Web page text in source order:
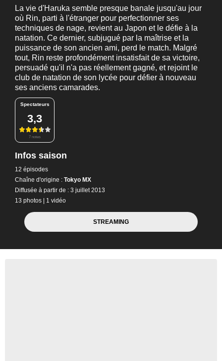
La vie d'Haruka semble presque banale jusqu'au jour
où Rin, parti à l'étranger pour perfectionner ses
techniques de nage, revient au Japon et le défie à la
natation. Ce dernier, subjugué par la maîtrise et la
puissance de son ancien ami, perd le match. Malgré
tout, Rin reste profondément insatisfait de sa victoire,
persuadé qu'il n'a pas réellement gagné, et rejoint le
club de natation de son lycée pour défier à nouveau
ses anciens camarades.
Spectateurs
3,3
7 notes
Infos saison
12 épisodes
Chaîne d'origine : Tokyo MX
Diffusée à partir de : 3 juillet 2013
13 photos | 1 vidéo
STREAMING